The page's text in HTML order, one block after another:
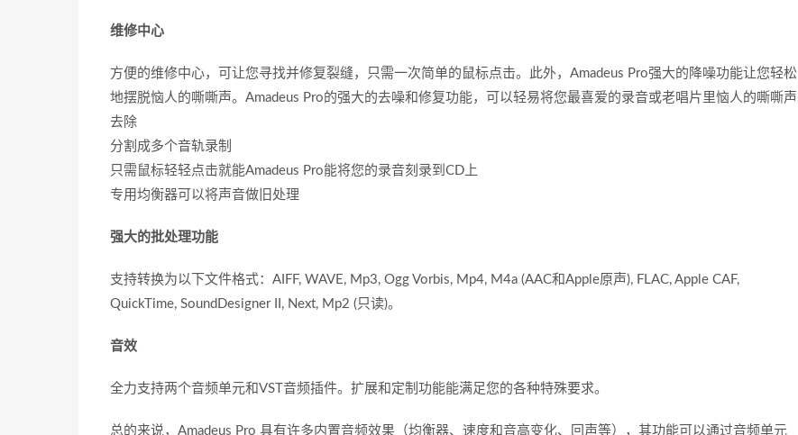
维修中心
方便的维修中心，可让您寻找并修复裂缝，只需一次简单的鼠标点击。此外，Amadeus Pro强大的降噪功能让您轻松
地摆脱恼人的嘶嘶声。Amadeus Pro的强大的去噪和修复功能，可以轻易将您最喜爱的录音或老唱片里恼人的嘶嘶声
去除
分割成多个音轨录制
只需鼠标轻轻点击就能Amadeus Pro能将您的录音刻录到CD上
专用均衡器可以将声音做旧处理
强大的批处理功能
支持转换为以下文件格式：AIFF, WAVE, Mp3, Ogg Vorbis, Mp4, M4a (AAC和Apple原声), FLAC, Apple CAF,
QuickTime, SoundDesigner II, Next, Mp2 (只读)。
音效
全力支持两个音频单元和VST音频插件。扩展和定制功能能满足您的各种特殊要求。
总的来说，Amadeus Pro 具有许多内置音频效果（均衡器、速度和音高变化、回声等），其功能可以通过音频单元